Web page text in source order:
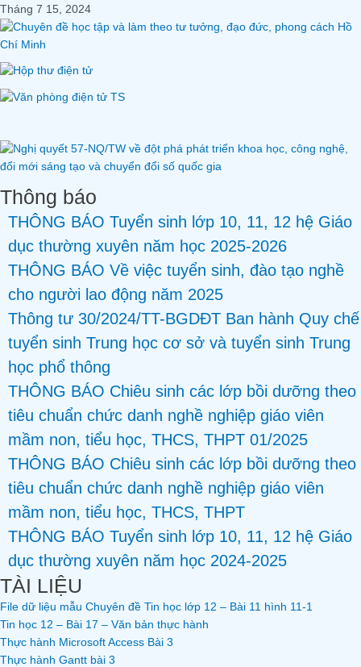
Tháng 7 15, 2024
Thông báo
THÔNG BÁO Tuyển sinh lớp 10, 11, 12 hệ Giáo
dục thường xuyên năm học 2025-2026
THÔNG BÁO Về việc tuyển sinh, đào tạo nghề
cho người lao động năm 2025
Thông tư 30/2024/TT-BGDĐT Ban hành Quy chế
tuyển sinh Trung học cơ sở và tuyển sinh Trung
học phổ thông
THÔNG BÁO Chiêu sinh các lớp bồi dưỡng theo
tiêu chuẩn chức danh nghề nghiệp giáo viên
mầm non, tiểu học, THCS, THPT 01/2025
THÔNG BÁO Chiêu sinh các lớp bồi dưỡng theo
tiêu chuẩn chức danh nghề nghiệp giáo viên
mầm non, tiểu học, THCS, THPT
THÔNG BÁO Tuyển sinh lớp 10, 11, 12 hệ Giáo
dục thường xuyên năm học 2024-2025
TÀI LIỆU
File dữ liệu mẫu Chuyên đề Tin học lớp 12 – Bài 11 hình 11-1
Tin học 12 – Bài 17 – Văn bản thực hành
Thực hành Microsoft Access Bài 3
Thực hành Gantt bài 3